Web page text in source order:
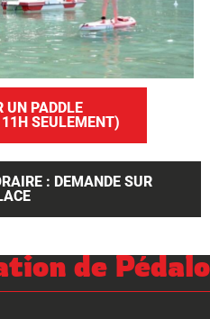
UN PADDLE
SEULEMENT)
: DEMANDE SUR
de Pédalo